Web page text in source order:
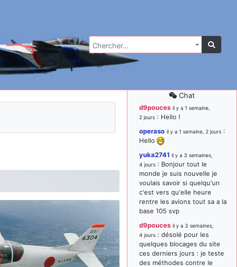
Chercher…
Chat
d9pouces il y a 1 semaine,
2 jours : Hello !
operaso il y a 1 semaine, 2 jours :
Hello
yuka2741 il y a 3 semaines,
4 jours : Bonjour tout le
monde je suis nouvelle je
voulais savoir si quelqu'un
c'est vers qu'elle heure
rentre les avions tout sa a la
base 105 svp
d9pouces il y a 3 semaines,
4 jours : désolé pour les
quelques blocages du site
ces derniers jours : je teste
des méthodes contre le